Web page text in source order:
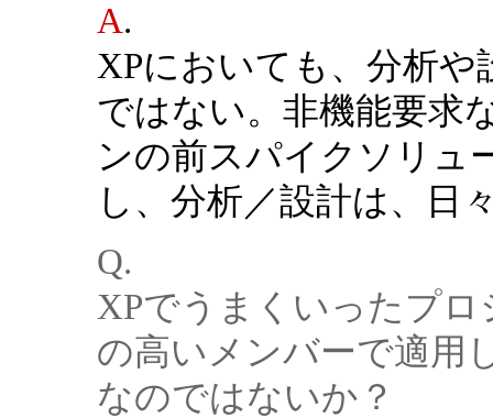
A.
XPにおいても、分析
ではない。非機能要求
ンの前スパイクソリュ
し、分析／設計は、日
Q.
XPでうまくいったプ
の高いメンバーで適用
なのではないか？